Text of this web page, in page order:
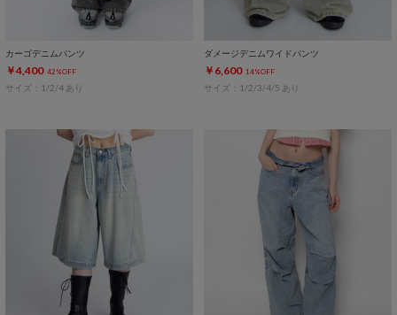
カーゴデニムパンツ
￥4,400 42%OFF
サイズ：1/2/4 あり
ダメージデニムワイドパンツ
￥6,600 14%OFF
サイズ：1/2/3/4/5 あり